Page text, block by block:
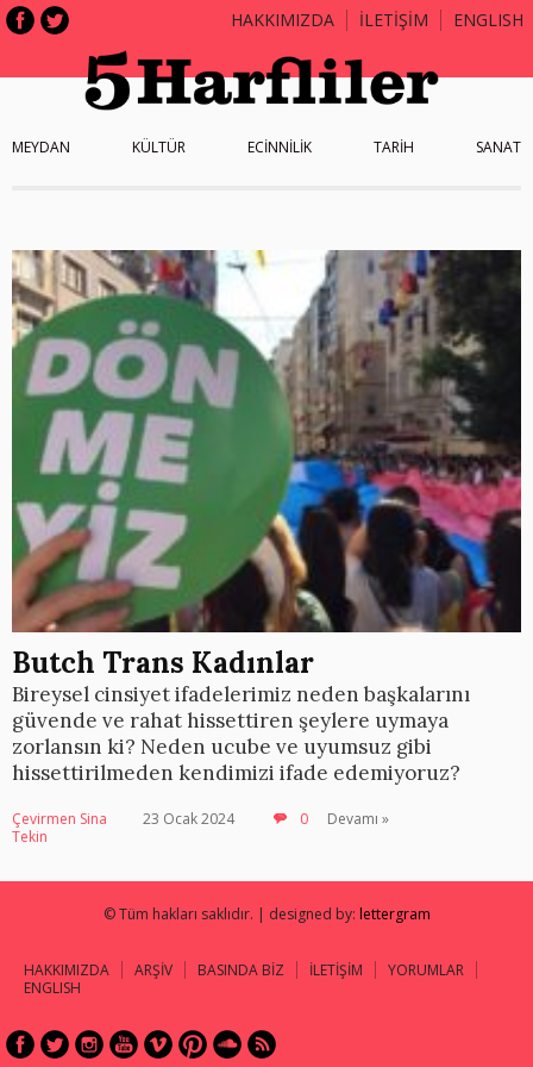
HAKKIMIZDA İLETİŞİM ENGLISH
MEYDAN KÜLTÜR ECİNNİLİK TARİH SANAT
Butch Trans Kadınlar
Bireysel cinsiyet ifadelerimiz neden başkalarını
güvende ve rahat hissettiren şeylere uymaya
zorlansın ki? Neden ucube ve uyumsuz gibi
hissettirilmeden kendimizi ifade edemiyoruz?
Çevirmen Sina
Tekin
23 Ocak 2024 0 Devamı »
© Tüm hakları saklıdır. | designed by: lettergram
HAKKIMIZDA ARŞİV BASINDA BİZ İLETİŞİM
YORUMLAR
ENGLISH